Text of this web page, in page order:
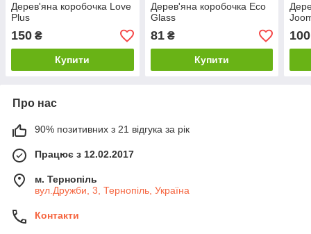
Дерев'яна коробочка Love
Plus
150 ₴
Купити
Дерев'яна коробочка Eco
Glass
81₴
Купити
100
Про нас
90% позитивних з 21 відгука за рік
Працює з 12.02.2017
м. Тернопіль
вул.Дружби, 3, Тернопіль, Україна
Контакти